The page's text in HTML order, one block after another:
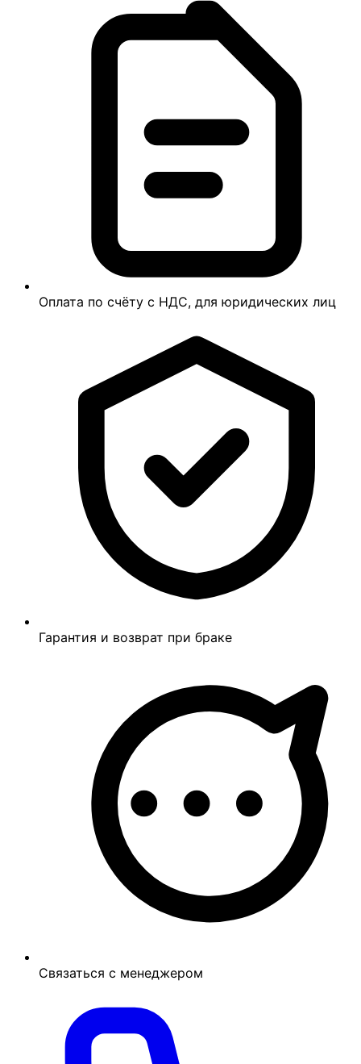
Оплата по счёту с НДС, для юридических лиц
Гарантия и возврат при браке
Связаться с менеджером